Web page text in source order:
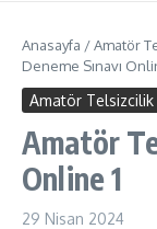
Anasayfa /Amatör
Deneme Sınavı
Amatör Telsizcilik
Amatör
Online 1
29 Nisan 2024